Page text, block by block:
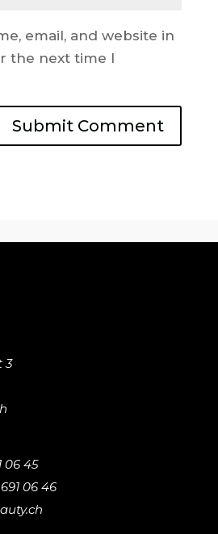
email, and website in
the next time I
3
06 45
06 46